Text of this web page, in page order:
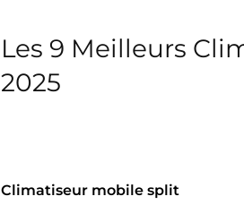
Les 9 Meilleurs
2025
Climatiseur mobile split